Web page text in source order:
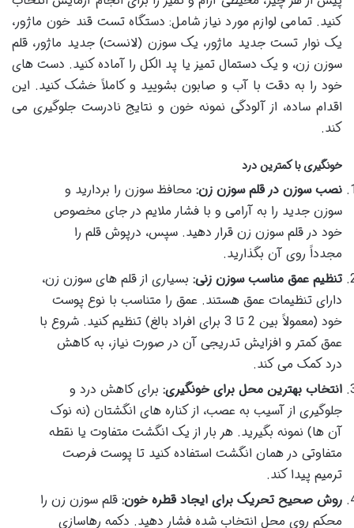
کنید. تمامی لوازم مورد نیاز شامل: دستگاه تست قند خون ماژور،
یک نوار تست جدید ماژور، یک سوزن (لانست) جدید ماژور، قلم
سوزن زن، و یک دستمال تمیز یا پد الکل را آماده کنید. دست های
خود را به دقت با آب و صابون بشویید و کاملاً خشک کنید. این
اقدام ساده، از آلودگی نمونه خون و نتایج نادرست جلوگیری می
کند.
خونگیری با کمترین درد
نصب سوزن در قلم سوزن زن: محافظ سوزن را بردارید و
سوزن جدید را به آرامی و با فشار ملایم در جای مخصوص
خود در قلم سوزن زن قرار دهید. سپس، درپوش قلم را
مجدداً روی آن بگذارید.
تنظیم عمق مناسب سوزن زنی: بسیاری از قلم های سوزن زن،
دارای تنظیمات عمق هستند. عمق را متناسب با نوع پوست
خود (معمولاً بین 2 تا 3 برای افراد بالغ) تنظیم کنید. شروع با
عمق کمتر و افزایش تدریجی آن در صورت نیاز، به کاهش
درد کمک می کند.
انتخاب بهترین محل برای خونگیری: برای کاهش درد و
جلوگیری از آسیب به عصب، از کناره های انگشتان (نه نوک
آن ها) نمونه بگیرید. هر بار از یک انگشت متفاوت یا نقطه
متفاوتی در همان انگشت استفاده کنید تا پوست فرصت
ترمیم پیدا کند.
روش صحیح تحریک برای ایجاد قطره خون: قلم سوزن زن را
محکم روی محل انتخاب شده فشار دهید. دکمه رهاسازی